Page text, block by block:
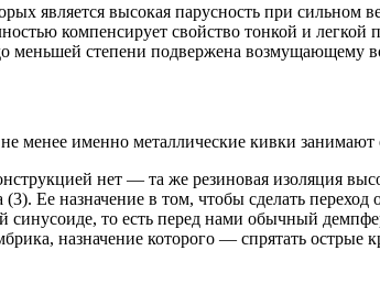
является высокая парусность при сильном
компенсирует свойство тонкой и
меньшей степени подвержена возмущающему
именно металлические кивки занимают
нет — та же резиновая изоляция
Ее назначение в том, чтобы сделать
то есть перед нами обычный
назначение которого — спрятать острые